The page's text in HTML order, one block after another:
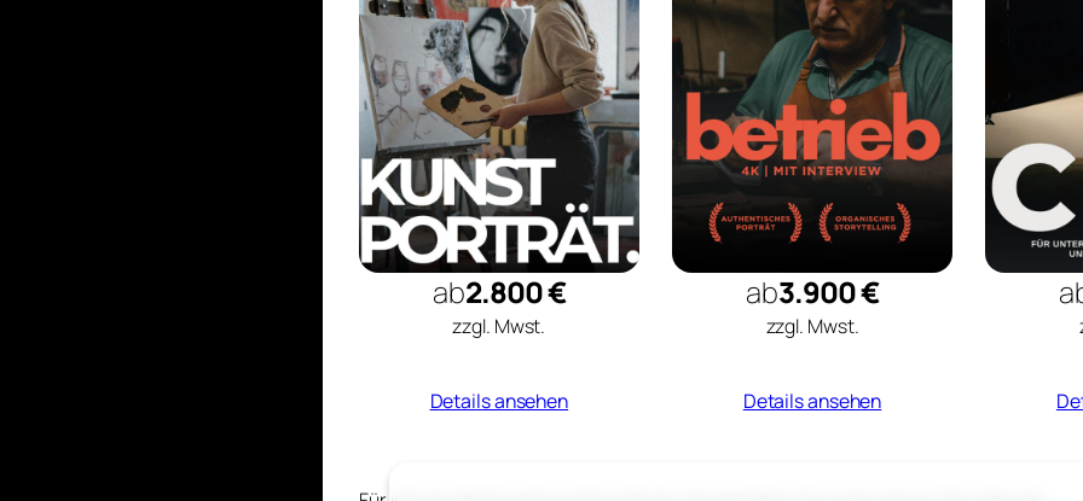
ab2.800 €
zzgl. Mwst.
Details ansehen
ab3.900 €
zzgl. Mwst.
Details ansehen